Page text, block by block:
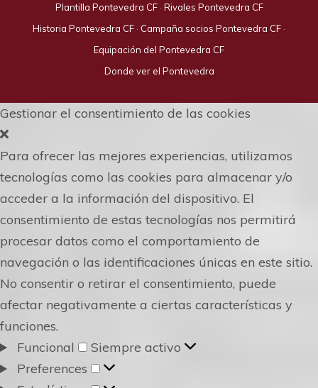
Plantilla Pontevedra CF· Rivales Pontevedra CF
Historia Pontevedra CF · Campaña socios Pontevedra CF ·
Equipación del Pontevedra CF
Donde ver el Pontevedra
Gestionar el consentimiento de las cookies
Para ofrecer las mejores experiencias, utilizamos
tecnologías como las cookies para almacenar y/o
acceder a la información del dispositivo. El
consentimiento de estas tecnologías nos permitirá
procesar datos como el comportamiento de
navegación o las identificaciones únicas en este sitio.
No consentir o retirar el consentimiento, puede
afectar negativamente a ciertas características y
funciones.
Funcional
Funcional
Siempre activo
Preferences
Preferences